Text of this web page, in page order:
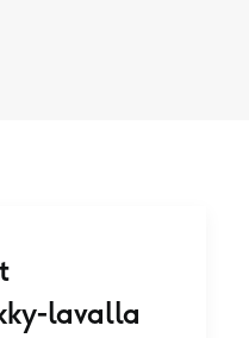
lavalla